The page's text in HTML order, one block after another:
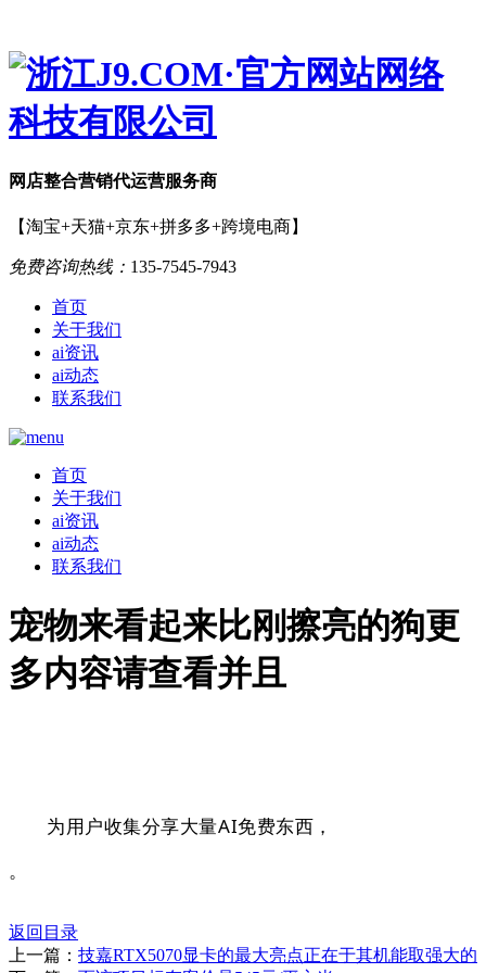
网店整合营销代运营服务商
【淘宝+天猫+京东+拼多多+跨境电商】
免费咨询热线： 135-7545-7943
首页
关于我们
ai资讯
ai动态
联系我们
首页
关于我们
ai资讯
ai动态
联系我们
宠物来看起来比刚擦亮的狗更
多内容请查看并且
为用户收集分享大量AI免费东西，
。
返回目录
上一篇： 技嘉RTX5070显卡的最大亮点正在于其机能取强大的